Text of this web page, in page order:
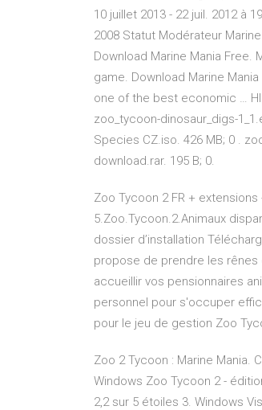
10 juillet 2013 - 22 juil. 2012 à
2008 Statut Modérateur
Download Marine Mania Free.
game. Download Marine
one of the best economic …
zoo_tycoon-dinosaur_digs-
Species CZ.iso. 426 MB; 0 .
download.rar. 195 B; 0.
Zoo Tycoon 2 FR +
5.Zoo.Tycoon.2.Animaux
dossier d’installation
propose de prendre les
accueillir vos pensionnaires
personnel pour s'occuper
pour le jeu de gestion Zoo
Zoo 2 Tycoon : Marine Mania.
Windows Zoo Tycoon 2 -
2,2 sur 5 étoiles 3. Windows